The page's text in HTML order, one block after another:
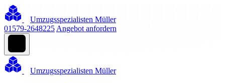
Umzugsspezialisten Müller
01579-2648225 Angebot anfordern
Umzugsspezialisten Müller